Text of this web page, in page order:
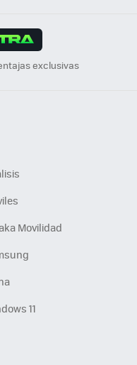
exclusivas
Movilidad
11